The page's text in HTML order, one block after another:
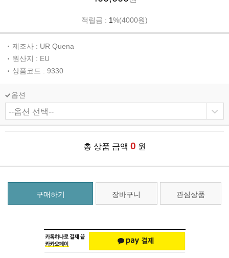
적립금 : 1%(4000원)
제조사 : UR Quena
원산지 : EU
상품코드 : 9330
옵션
총 상품 금액 0 원
구매하기 장바구니 관심상품